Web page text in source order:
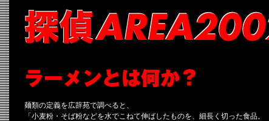
麺類の定義を広辞苑で調べると、
「小麦粉・そば粉などを水でこねて伸ばしたものを、細長く切った食品。